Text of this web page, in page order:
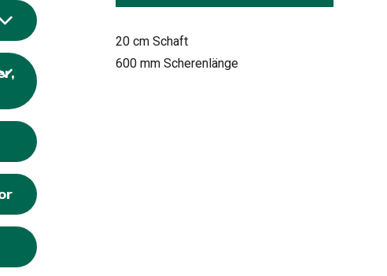
20 cm Schaft
600 mm Scherenlänge